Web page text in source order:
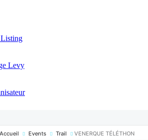
Levy
Accueil Events Trail VENERQUE TÉLÉTHON